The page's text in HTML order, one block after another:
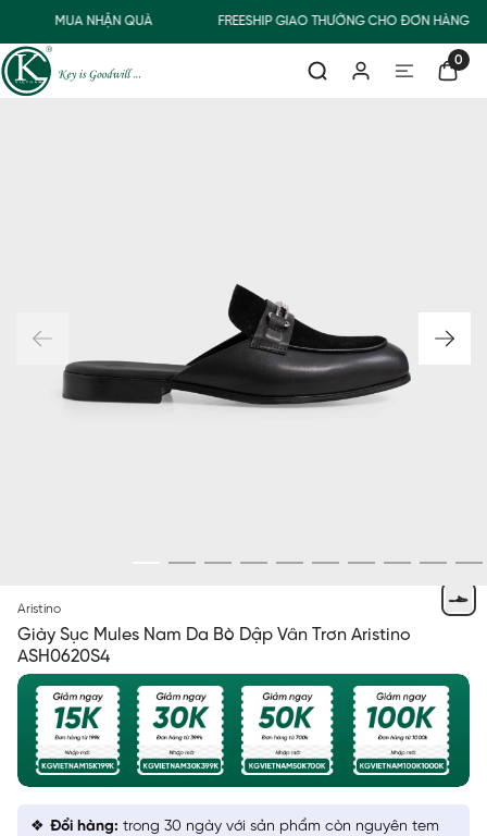
MUA NHẬN QUÀ FREESHIP GIAO THƯỜNG CHO ĐƠN HÀNG
0
Aristino
Giày Sục Mules Nam Da Bò Dập Vân Trơn Aristino
ASH0620S4
Đổi hàng: trong 30 ngày với sản phẩm còn nguyên tem